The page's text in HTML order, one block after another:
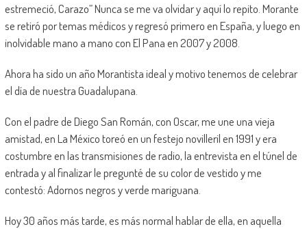
estremeció, Carazo” Nunca se me va olvidar y aquí lo repito. Morante
se retiró por temas médicos y regresó primero en España, y luego en
inolvidable mano a mano con El Pana en 2007 y 2008.
Ahora ha sido un año Morantista ideal y motivo tenemos de celebrar
el día de nuestra Guadalupana.
Con el padre de Diego San Román, con Oscar, me une una vieja
amistad, en La México toreó en un festejo novilleril en 1991 y era
costumbre en las transmisiones de radio, la entrevista en el túnel de
entrada y al finalizar le pregunté de su color de vestido y me
contestó: Adornos negros y verde mariguana.
Hoy 30 años más tarde, es más normal hablar de ella, en aquella